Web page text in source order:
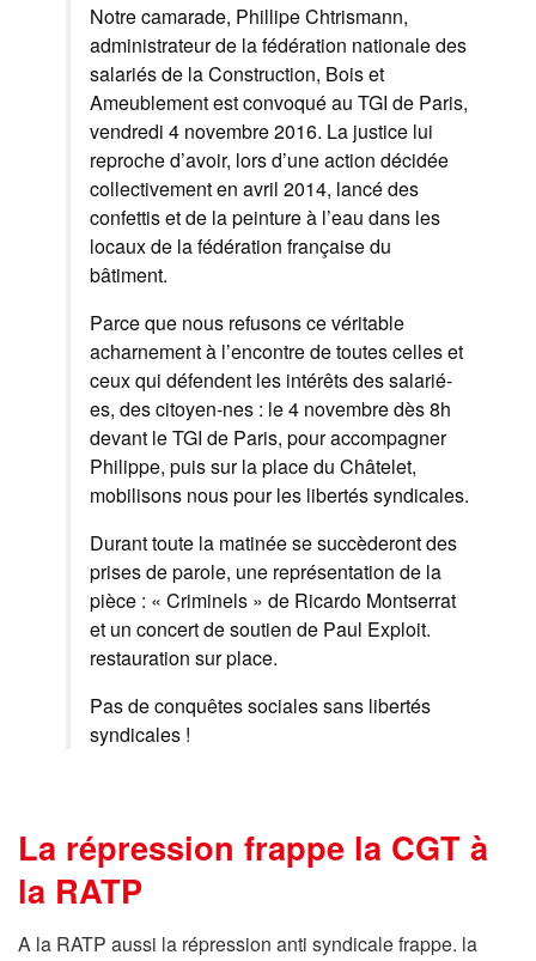
Notre camarade, Phillipe Chtrismann,
administrateur de la fédération nationale des
salariés de la Construction, Bois et
Ameublement est convoqué au TGI de Paris,
vendredi 4 novembre 2016. La justice lui
reproche d’avoir, lors d’une action décidée
collectivement en avril 2014, lancé des
confettis et de la peinture à l’eau dans les
locaux de la fédération française du
bâtiment.
Parce que nous refusons ce véritable
acharnement à l’encontre de toutes celles et
ceux qui défendent les intérêts des salarié-
es, des citoyen-nes : le 4 novembre dès 8h
devant le TGI de Paris, pour accompagner
Philippe, puis sur la place du Châtelet,
mobilisons nous pour les libertés syndicales.
Durant toute la matinée se succèderont des
prises de parole, une représentation de la
pièce : « Criminels » de Ricardo Montserrat
et un concert de soutien de Paul Exploit.
restauration sur place.
Pas de conquêtes sociales sans libertés
syndicales !
La répression frappe la CGT à
la RATP
A la RATP aussi la répression anti syndicale frappe. la